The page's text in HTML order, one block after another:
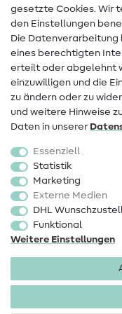
Infos zum
Widerrufsrecht
Beliebt
Stoffe
Sale
Schnittmuster
gesetzte Cookies. Wir
den Einstellungen
Die Datenverarbeitung
eines berechtigten
erteilt oder abgelehnt
einzuwilligen und die
zu ändern oder zu
und weitere Hinweise
Daten in unserer
Essenziell
Statistik
Marketing
Externe Medien
DHL
Funktional
Weitere Einstellungen
Impressum